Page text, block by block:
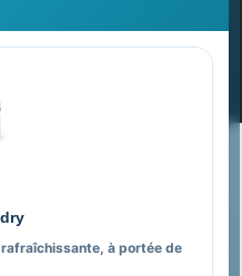
à portée de
et nos offres spéciales
global
Pub France